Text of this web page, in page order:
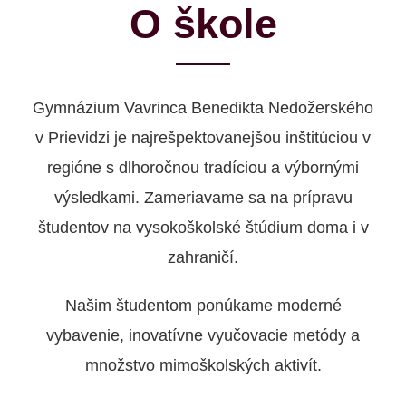
O škole
Gymnázium Vavrinca Benedikta Nedožerského
v Prievidzi je najrešpektovanejšou inštitúciou v
regióne s dlhoročnou tradíciou a výbornými
výsledkami. Zameriavame sa na prípravu
študentov na vysokoškolské štúdium doma i v
zahraničí.
Našim študentom ponúkame moderné
vybavenie, inovatívne vyučovacie metódy a
množstvo mimoškolských aktivít.